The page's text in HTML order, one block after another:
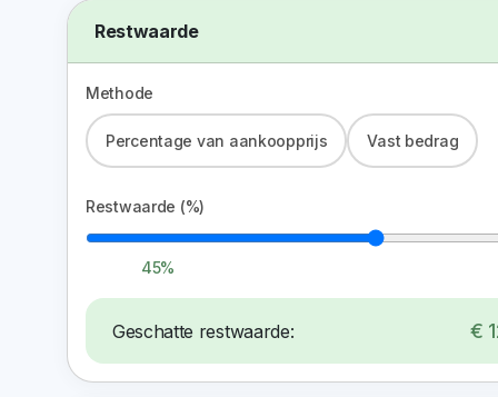
Restwaarde
Methode
Percentage van aankoopprijs Vast bedrag
Restwaarde (%)
45%
Geschatte restwaarde: €